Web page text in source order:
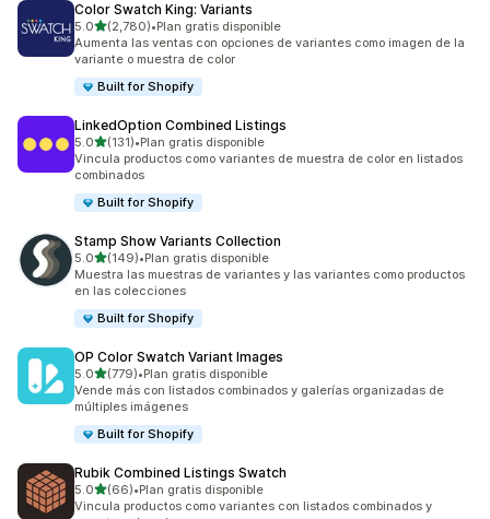
Color Swatch King: Variants
5.0de 5 estrellas
(2,780)
2780 reseñas en total
•Plan gratis disponible
Aumenta las ventas con opciones de variantes como imagen de la
variante o muestra de color
Built for Shopify
LinkedOption Combined Listings
5.0de 5 estrellas
(131)
131 reseñas en total
•Plan gratis disponible
Vincula productos como variantes de muestra de color en listados
combinados
Built for Shopify
Stamp Show Variants Collection
5.0de 5 estrellas
(149)
149 reseñas en total
•Plan gratis disponible
Muestra las muestras de variantes y las variantes como productos
en las colecciones
Built for Shopify
OP Color Swatch Variant Images
5.0de 5 estrellas
(779)
779 reseñas en total
•Plan gratis disponible
Vende más con listados combinados y galerías organizadas de
múltiples imágenes
Built for Shopify
Rubik Combined Listings Swatch
5.0de 5 estrellas
(66)
66 reseñas en total
•Plan gratis disponible
Vincula productos como variantes con listados combinados y